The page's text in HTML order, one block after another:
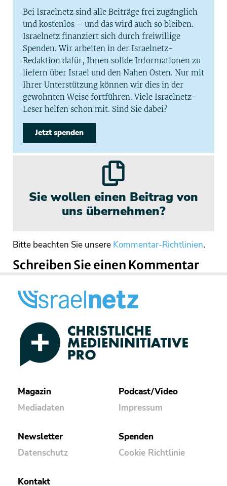
Bei Israelnetz sind alle Beiträge frei zugänglich
und kostenlos – und das wird auch so bleiben.
Israelnetz finanziert sich durch freiwillige
Spenden. Wir arbeiten in der Israelnetz-
Redaktion dafür, Ihnen solide Informationen zu
liefern über Israel und den Nahen Osten. Nur mit
Ihrer Unterstützung können wir dies in der
gewohnten Weise fortführen. Viele Israelnetz-
Leser helfen schon mit. Sind Sie dabei?
Jetzt spenden
Sie wollen einen Beitrag von
uns übernehmen?
Bitte beachten Sie unsere Kommentar-Richtlinien.
Schreiben Sie einen Kommentar
Magazin
Mediadaten
Podcast/Video
Impressum
Newsletter
Datenschutz
Spenden
Cookie Richtlinie
Kontakt